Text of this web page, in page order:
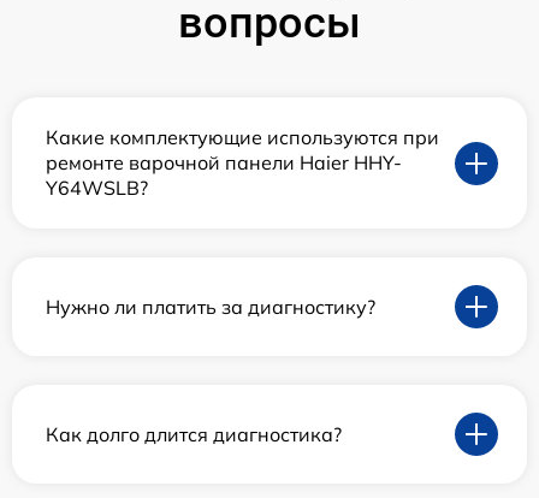
вопросы
Какие комплектующие используются при
ремонте варочной панели Haier HHY-
Y64WSLB?
Нужно ли платить за диагностику?
Как долго длится диагностика?